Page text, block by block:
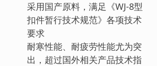
采用国产原料，满足《WJ-8型
扣件暂行技术规范》各项技术
要求
耐寒性能、耐疲劳性能尤为突
出，超过国外相关产品技术指